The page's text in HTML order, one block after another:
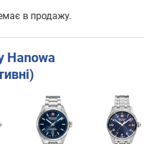
в продажу.
Hanowa